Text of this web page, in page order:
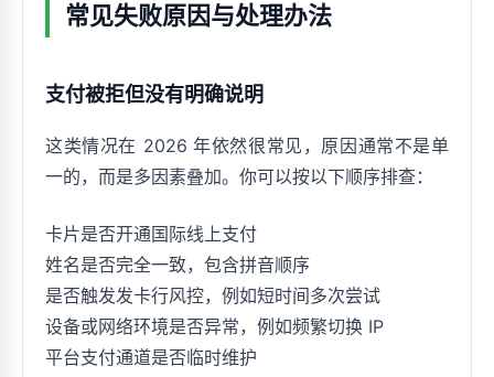
常见失败原因与处理办法
支付被拒但没有明确说明
这类情况在 2026 年依然很常见，原因通常不是单
一的，而是多因素叠加。你可以按以下顺序排查：
卡片是否开通国际线上支付
姓名是否完全一致，包含拼音顺序
是否触发发卡行风控，例如短时间多次尝试
设备或网络环境是否异常，例如频繁切换 IP
平台支付通道是否临时维护